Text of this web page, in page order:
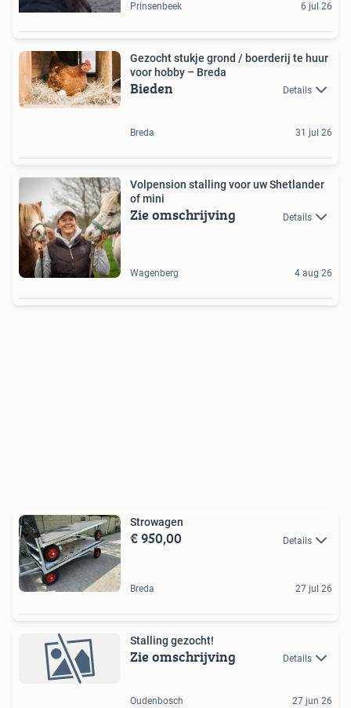
Prinsenbeek 6 jul 26
Gezocht stukje grond / boerderij te huur
voor hobby – Breda
Bieden Details
Breda 31 jul 26
Volpension stalling voor uw Shetlander
of mini
Zie omschrijving Details
Wagenberg 4 aug 26
Strowagen
€ 950,00 Details
Breda 27 jul 26
Stalling gezocht!
Zie omschrijving Details
Oudenbosch 27 jun 26